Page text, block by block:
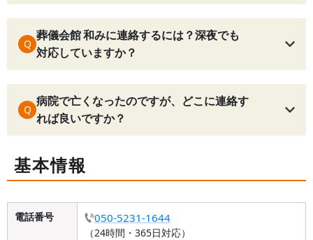
Q
葬儀会館 和みに連絡するには？深夜でも
対応していますか？
Q
病院で亡くなったのですが、どこに連絡す
れば良いですか？
基本情報
電話番号 050-5231-1644
（24時間・365日対応）